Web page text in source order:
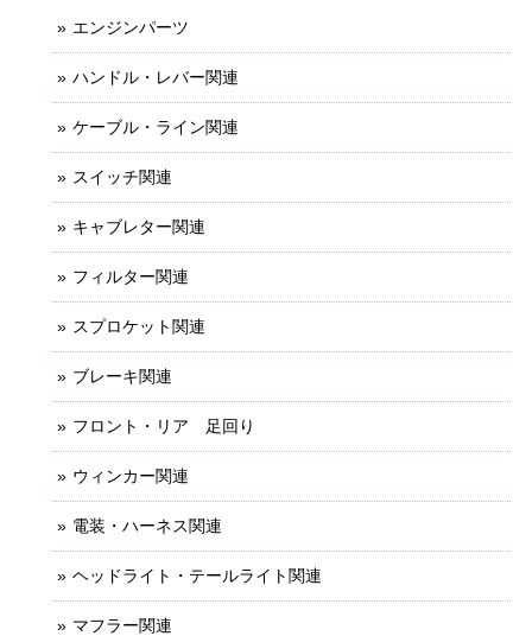
エンジンパーツ
ハンドル・レバー関連
ケーブル・ライン関連
スイッチ関連
キャブレター関連
フィルター関連
スプロケット関連
ブレーキ関連
フロント・リア 足回り
ウィンカー関連
電装・ハーネス関連
ヘッドライト・テールライト関連
マフラー関連